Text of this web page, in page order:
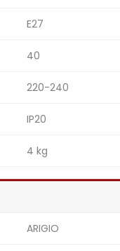
E27
40
220-240
IP20
4 kg
ARIGIO